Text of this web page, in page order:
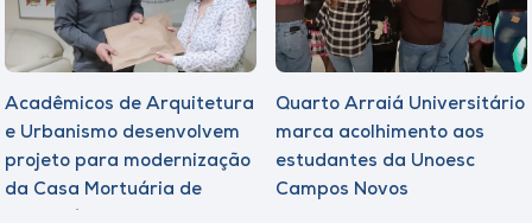
Acadêmicos de Arquitetura
e Urbanismo desenvolvem
projeto para modernização
da Casa Mortuária de
Quarto Arraiá Universitário
marca acolhimento aos
estudantes da Unoesc
Campos Novos